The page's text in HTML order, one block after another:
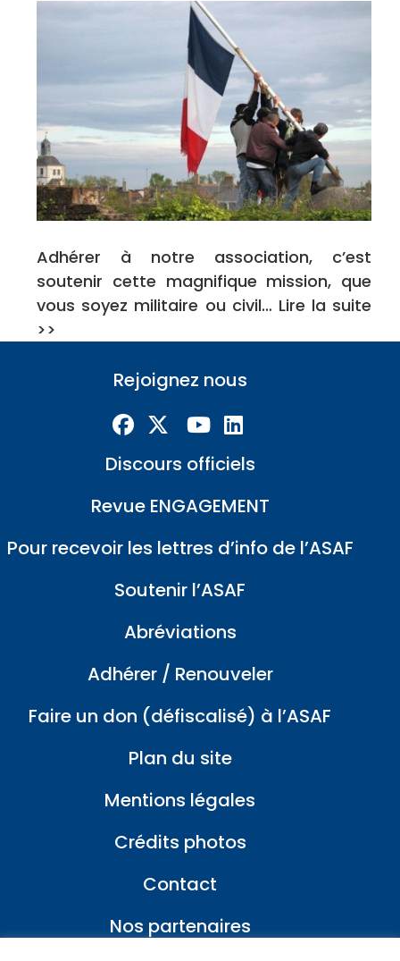
Adhérer à notre association, c’est
soutenir cette magnifique mission, que
vous soyez militaire ou civil… Lire la suite
>>
Rejoignez nous
Discours officiels
Revue ENGAGEMENT
Pour recevoir les lettres d’info de l’ASAF
Soutenir l’ASAF
Abréviations
Adhérer / Renouveler
Faire un don (défiscalisé) à l’ASAF
Plan du site
Mentions légales
Crédits photos
Contact
Nos partenaires